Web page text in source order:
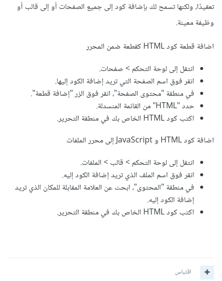
تعقيدًا، ولكنها تسمح لك بإضافة كود إلى جميع الصفحات أو إلى قالب أو
وظيفة معينة.
اضافة قطعة كود HTML كقطعة ضمن المحرر
انتقل إلى لوحة التحكم > صفحات.
انقر فوق اسم الصفحة التي تريد إضافة الكود إليها.
في منطقة "محتوى الصفحة"، انقر فوق الزر "إضافة قطعة".
حدد "HTML" من القائمة المنسدلة.
اكتب كود HTML الخاص بك في منطقة التحرير.
اضافة كود HTML و JavaScript إلى محرر الملفات
انتقل إلى لوحة التحكم > قالب > الملفات.
انقر فوق اسم الملف الذي تريد إضافة الكود إليه.
في منطقة "المحتوى"، ابحث عن العلامة المقابلة للمكان الذي تريد
إضافة الكود إليه.
اكتب كود HTML الخاص بك في منطقة التحرير.
اقتباس